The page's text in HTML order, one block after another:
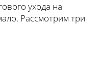
ухода на
Рассмотрим три